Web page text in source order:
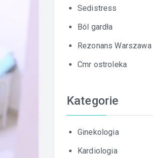
Sedistress
Ból gardła
Rezonans Warszawa
Cmr ostroleka
Kategorie
Ginekologia
Kardiologia